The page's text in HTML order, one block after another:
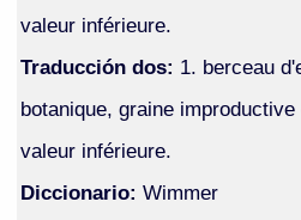
valeur inférieure.
Traducción dos: 1. berceau
botanique, graine
valeur inférieure.
Diccionario: Wimmer